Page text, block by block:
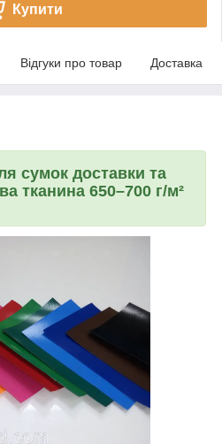
Купити
Відгуки про товар Доставка
сумок доставки та
тканина 650–700 г/м²